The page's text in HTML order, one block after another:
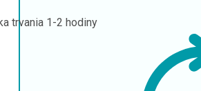
trvania 1-2 hodiny